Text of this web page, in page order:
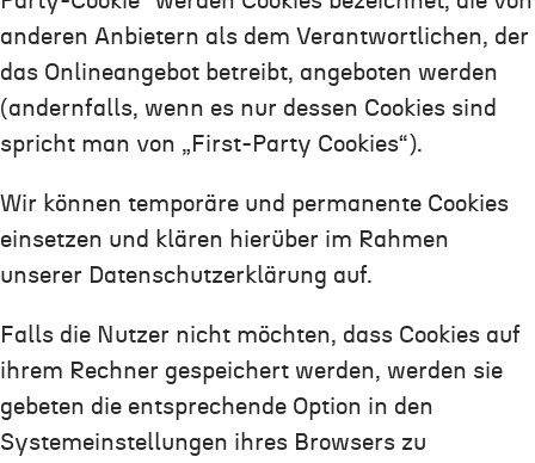
anderen Anbietern als dem Verantwortlichen, der
das Onlineangebot betreibt, angeboten werden
(andernfalls, wenn es nur dessen Cookies sind
spricht man von „First-Party Cookies“).
Wir können temporäre und permanente Cookies
einsetzen und klären hierüber im Rahmen
unserer Datenschutzerklärung auf.
Falls die Nutzer nicht möchten, dass Cookies auf
ihrem Rechner gespeichert werden, werden sie
gebeten die entsprechende Option in den
Systemeinstellungen ihres Browsers zu